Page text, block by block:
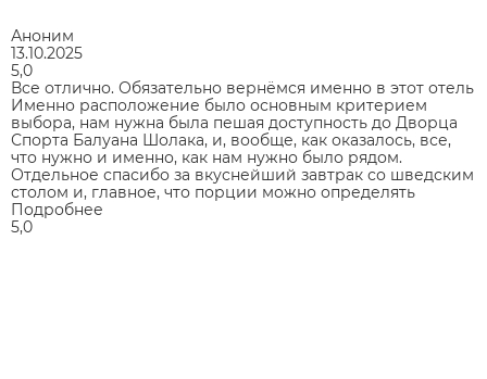
Аноним
13.10.2025
5,0
Все отлично. Обязательно вернёмся именно в этот отель
Именно расположение было основным критерием
выбора, нам нужна была пешая доступность до Дворца
Спорта Балуана Шолака, и, вообще, как оказалось, все,
что нужно и именно, как нам нужно было рядом.
Отдельное спасибо за вкуснейший завтрак со шведским
столом и, главное, что порции можно определять
Подробнее
5,0